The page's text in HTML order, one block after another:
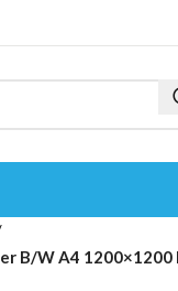
B/W A4 1200×1200